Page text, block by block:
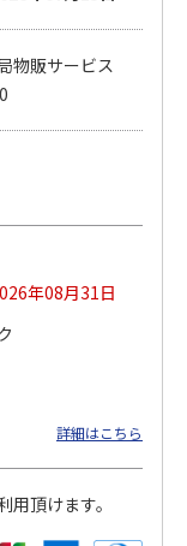
4.6（7）
11,000円
物販サービス
年08月31日
詳細はこちら
頂けます。